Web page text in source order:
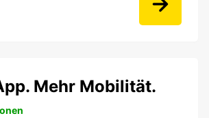
Mehr Mobilität.